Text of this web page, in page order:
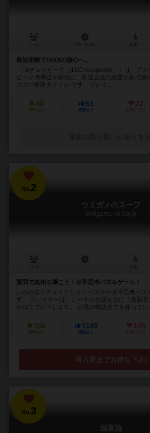
最短距離で18XXの核心へ。
『18チェサピーク（18Chesapeake）』は、アメ
ピーク湾周辺を舞台に、鉄道会社の経営と株式
ズの中量級タイトル です。プレイ...
38
興味あり
53
経験あり
22
お気に入り
No.2
ウミガメのスープ
Umigame no Soup
質問で真相を導こう！水平思考パズルゲーム！
いわゆるシチュエーションパズルや水平思考パズ
す。 プレイヤーは、カードのお題を元に『出題
かれてプレイします。 お題の物語全てを知ってい
158
興味あり
1149
経験あり
149
お気に入り
再入荷までお待ち下さ
No.3
国富論